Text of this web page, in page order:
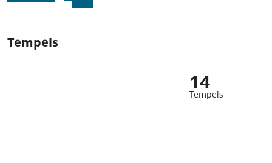
Tempels
14
Tempels